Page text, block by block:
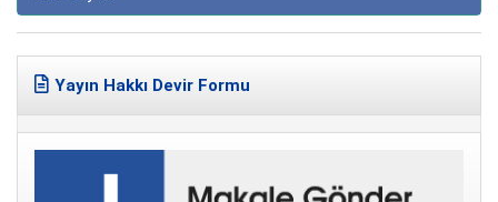
Yayın Hakkı Devir Formu